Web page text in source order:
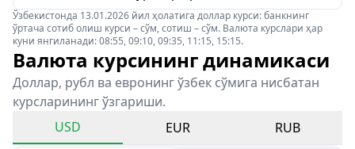
Ўзбекистонда 13.01.2026 йил ҳолатига доллар курси: банкнинг
ўртача сотиб олиш курси – сўм, сотиш – сўм. Валюта курслари ҳар
куни янгиланади: 08:55, 09:10, 09:35, 11:15, 15:15.
Валюта курсининг динамикаси
Доллар, рубл ва евронинг ўзбек сўмига нисбатан
курсларининг ўзгариши.
USD
EUR RUB